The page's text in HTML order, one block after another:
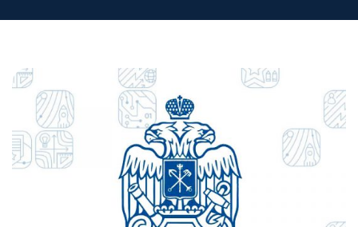
Преподавателям
Слушателям
Партнерам